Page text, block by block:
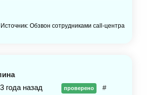
задания, в которых нужно уже
с клиентами. А как я могу
с клиентами, если я ещё не до
в принципе, на сколько могли
на вопросы. С этим проблем не
все очень грамотно
Источник: Обзвон сотрудниками call-центра
3 года назад
проверено #